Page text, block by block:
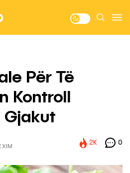
Për Të
Kontroll
Gjakut
2K 0